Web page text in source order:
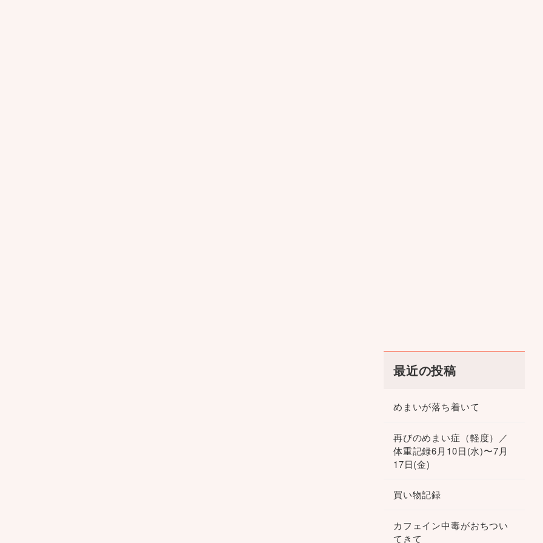
最近の投稿
めまいが落ち着いて
再びのめまい症（軽度）／
体重記録6月10日(水)〜7月
17日(金)
買い物記録
カフェイン中毒がおちつい
てきて